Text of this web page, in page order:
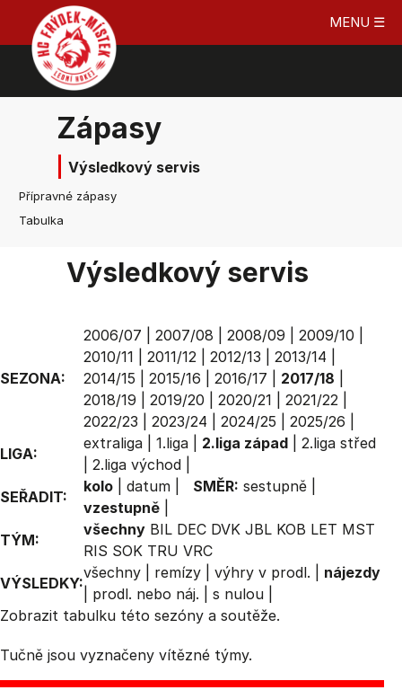
MENU ☰
Zápasy
Výsledkový servis
Přípravné zápasy
Tabulka
Výsledkový servis
SEZONA:
2006/07 2007/08 2008/09 2009/10
2010/11
2011/12 2012/13 2013/14
2014/15
2015/16 2016/17 2017/18
2018/19
2019/20 2020/21 2021/22
2022/23
2023/24 2024/25 2025/26
LIGA:
extraliga 1.liga 2.liga západ
2.liga střed
2.liga východ
SEŘADIT:
kolo datum SMĚR: sestupně
vzestupně
TÝM:
všechny BIL DEC DVK JBL KOB LET MST
RIS SOK TRU VRC
VÝSLEDKY:
všechny remízy výhry v prodl.
nájezdy
prodl. nebo náj. s nulou
Zobrazit tabulku této sezóny a soutěže.
Tučně jsou vyznačeny vítězné týmy.